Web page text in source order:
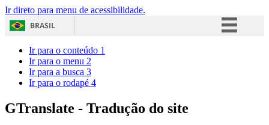
Ir direto para menu de acessibilidade.
BRASIL
Acesso à informação
Ir para o conteúdo 1
Ir para o menu 2
Ir para a busca 3
Ir para o rodapé 4
GTranslate - Tradução do site